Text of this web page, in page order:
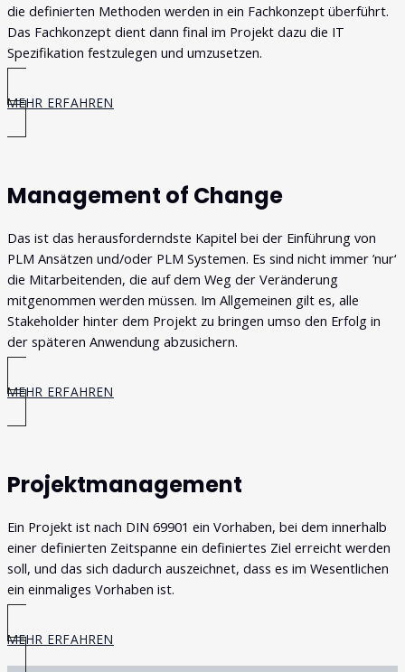
die definierten Methoden werden in ein Fachkonzept überführt.
Das Fachkonzept dient dann final im Projekt dazu die IT
Spezifikation festzulegen und umzusetzen.
MEHR ERFAHREN
Management of Change
Das ist das herausforderndste Kapitel bei der Einführung von
PLM Ansätzen und/oder PLM Systemen. Es sind nicht immer ’nur‘
die Mitarbeitenden, die auf dem Weg der Veränderung
mitgenommen werden müssen. Im Allgemeinen gilt es, alle
Stakeholder hinter dem Projekt zu bringen umso den Erfolg in
der späteren Anwendung abzusichern.
MEHR ERFAHREN
Projektmanagement
Ein Projekt ist nach DIN 69901 ein Vorhaben, bei dem innerhalb
einer definierten Zeitspanne ein definiertes Ziel erreicht werden
soll, und das sich dadurch auszeichnet, dass es im Wesentlichen
ein einmaliges Vorhaben ist.
MEHR ERFAHREN